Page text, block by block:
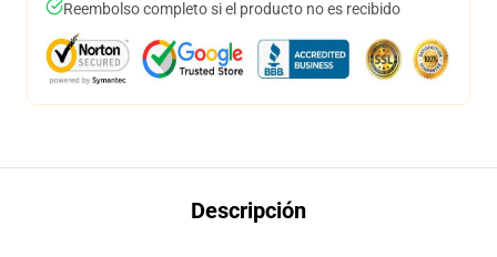
Reembolso completo si el producto no es recibido
Descripción